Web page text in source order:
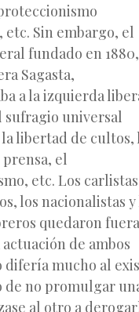
etc. Sin embargo, el
fundado en 1880,
Sagasta,
a la izquierda
sufragio universal
libertad de cultos,
el
etc. Los
los nacionalistas y
quedaron
de ambos
difería mucho al
de no promulgar
al otro a